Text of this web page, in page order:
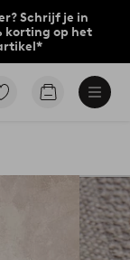
Schrijf je in
korting op het
Ga
Go